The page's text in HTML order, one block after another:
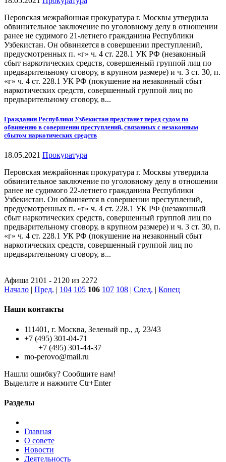
Перовская межрайонная прокуратура г. Москвы утвердила
обвинительное заключение по уголовному делу в отношении
ранее не судимого 21-летнего гражданина Республики
Узбекистан. Он обвиняется в совершении преступлений,
предусмотренных п. «г» ч. 4 ст. 228.1 УК РФ (незаконный
сбыт наркотических средств, совершенный группой лиц по
предварительному сговору, в крупном размере) и ч. 3 ст. 30, п.
«г» ч. 4 ст. 228.1 УК РФ (покушение на незаконный сбыт
наркотических средств, совершенный группой лиц по
предварительному сговору, в...
Гражданин Республики Узбекистан предстанет перед судом по
обвинению в совершении преступлений, связанных с незаконным
сбытом наркотических средств
18.05.2021 Прокуратура
Перовская межрайонная прокуратура г. Москвы утвердила
обвинительное заключение по уголовному делу в отношении
ранее не судимого 22-летнего гражданина Республики
Узбекистан. Он обвиняется в совершении преступлений,
предусмотренных п. «г» ч. 4 ст. 228.1 УК РФ (незаконный
сбыт наркотических средств, совершенный группой лиц по
предварительному сговору, в крупном размере) и ч. 3 ст. 30, п.
«г» ч. 4 ст. 228.1 УК РФ (покушение на незаконный сбыт
наркотических средств, совершенный группой лиц по
предварительному сговору, в...
Афиша 2101 - 2120 из 2272
Начало | Пред. | 104 105 106 107 108 | След. | Конец
Наши контакты
111401, г. Москва, Зеленый пр., д. 23/43
+7 (495) 301-04-71
+7 (495) 301-44-37
mo-perovo@mail.ru
Нашли ошибку? Сообщите нам!
Выделите и нажмите Ctr+Enter
Разделы
Главная
О совете
Новости
Деятельность